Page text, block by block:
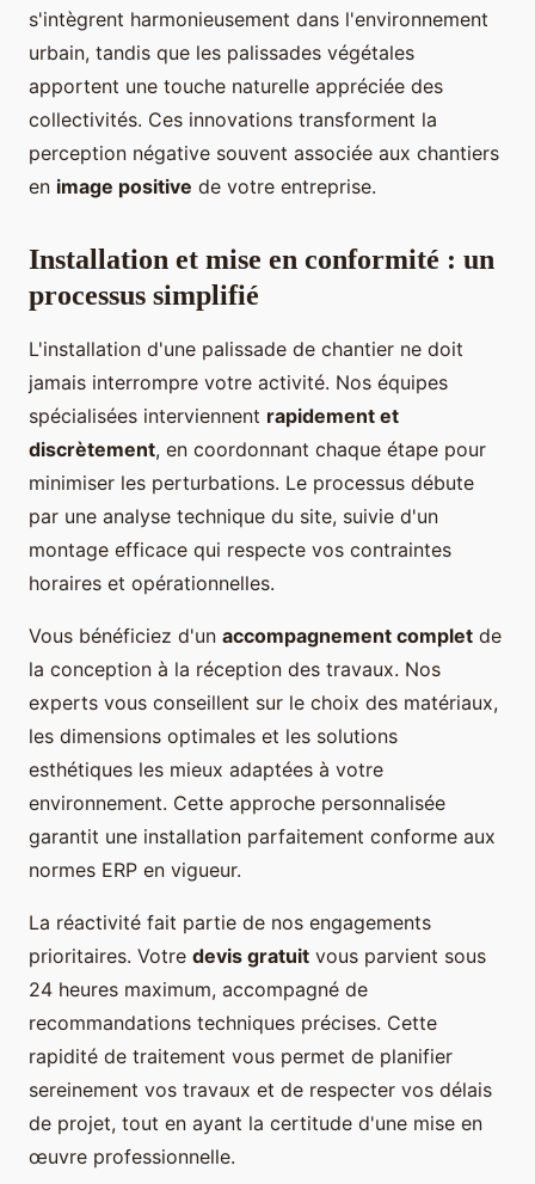
s'intègrent harmonieusement dans l'environnement
urbain, tandis que les palissades végétales
apportent une touche naturelle appréciée des
collectivités. Ces innovations transforment la
perception négative souvent associée aux chantiers
en image positive de votre entreprise.
Installation et mise en conformité : un
processus simplifié
L'installation d'une palissade de chantier ne doit
jamais interrompre votre activité. Nos équipes
spécialisées interviennent rapidement et
discrètement, en coordonnant chaque étape pour
minimiser les perturbations. Le processus débute
par une analyse technique du site, suivie d'un
montage efficace qui respecte vos contraintes
horaires et opérationnelles.
Vous bénéficiez d'un accompagnement complet de
la conception à la réception des travaux. Nos
experts vous conseillent sur le choix des matériaux,
les dimensions optimales et les solutions
esthétiques les mieux adaptées à votre
environnement. Cette approche personnalisée
garantit une installation parfaitement conforme aux
normes ERP en vigueur.
La réactivité fait partie de nos engagements
prioritaires. Votre devis gratuit vous parvient sous
24 heures maximum, accompagné de
recommandations techniques précises. Cette
rapidité de traitement vous permet de planifier
sereinement vos travaux et de respecter vos délais
de projet, tout en ayant la certitude d'une mise en
œuvre professionnelle.